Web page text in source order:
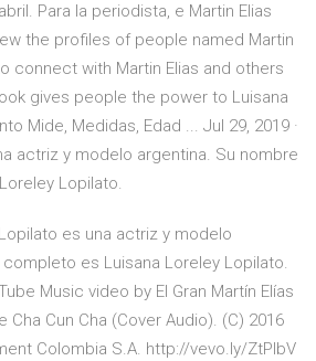
Para la periodista, e Martin Elias
the profiles of people named Martin
connect with Martin Elias and others
gives people the power to Luisana
Mide, Medidas, Edad ... Jul 29, 2019 ·
actriz y modelo argentina. Su nombre
Lopilato.
es una actriz y modelo
es Luisana Loreley Lopilato.
Music video by El Gran Martín Elías
Cha Cun Cha (Cover Audio). (C) 2016
Colombia S.A. http://vevo.ly/ZtPlbV